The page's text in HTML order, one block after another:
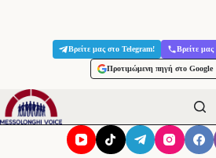
Βρείτε μας στο Telegram! Βρείτε
Προτιμώμενη πηγή στο Google